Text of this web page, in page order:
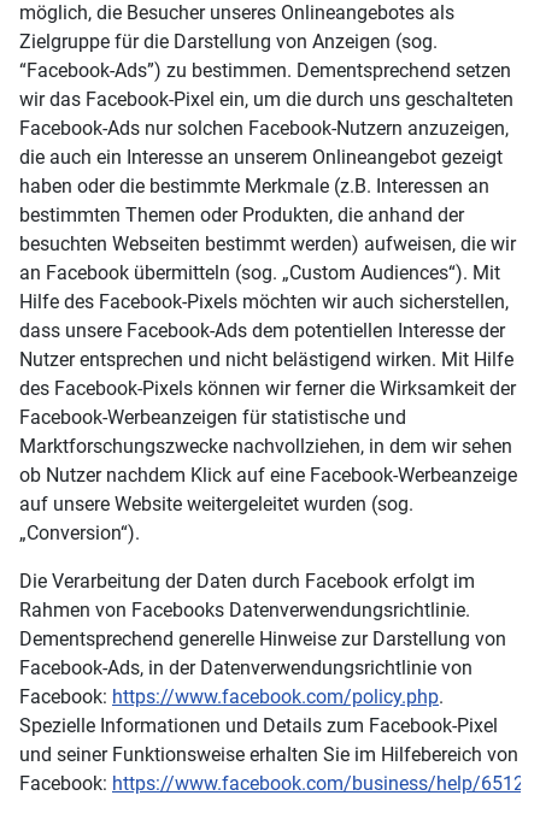
möglich, die Besucher unseres Onlineangebotes als
Zielgruppe für die Darstellung von Anzeigen (sog.
“Facebook-Ads”) zu bestimmen. Dementsprechend setzen
wir das Facebook-Pixel ein, um die durch uns geschalteten
Facebook-Ads nur solchen Facebook-Nutzern anzuzeigen,
die auch ein Interesse an unserem Onlineangebot gezeigt
haben oder die bestimmte Merkmale (z.B. Interessen an
bestimmten Themen oder Produkten, die anhand der
besuchten Webseiten bestimmt werden) aufweisen, die wir
an Facebook übermitteln (sog. „Custom Audiences“). Mit
Hilfe des Facebook-Pixels möchten wir auch sicherstellen,
dass unsere Facebook-Ads dem potentiellen Interesse der
Nutzer entsprechen und nicht belästigend wirken. Mit Hilfe
des Facebook-Pixels können wir ferner die Wirksamkeit der
Facebook-Werbeanzeigen für statistische und
Marktforschungszwecke nachvollziehen, in dem wir sehen
ob Nutzer nachdem Klick auf eine Facebook-Werbeanzeige
auf unsere Website weitergeleitet wurden (sog.
„Conversion“).
Die Verarbeitung der Daten durch Facebook erfolgt im
Rahmen von Facebooks Datenverwendungsrichtlinie.
Dementsprechend generelle Hinweise zur Darstellung von
Facebook-Ads, in der Datenverwendungsrichtlinie von
Facebook: https://www.facebook.com/policy.php.
Spezielle Informationen und Details zum Facebook-Pixel
und seiner Funktionsweise erhalten Sie im Hilfebereich von
Facebook: https://www.facebook.com/business/help/